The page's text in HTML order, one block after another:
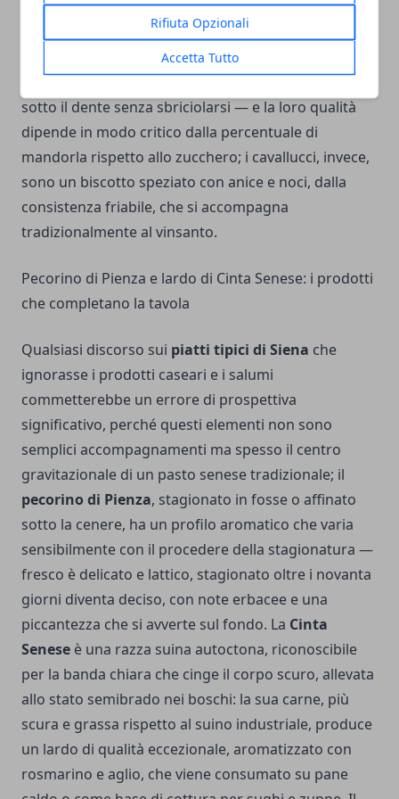
Rifiuta Opzionali
Accetta Tutto
ricciarelli, morbidi e fragranti di pasta di mandorle,
con la superficie incrinata dalla cottura e spolverati
di zucchero a velo, sono l'unico dolce senese che
prevede una certa umidità interna — devono cedere
sotto il dente senza sbriciolarsi — e la loro qualità
dipende in modo critico dalla percentuale di
mandorla rispetto allo zucchero; i cavallucci, invece,
sono un biscotto speziato con anice e noci, dalla
consistenza friabile, che si accompagna
tradizionalmente al vinsanto.
Pecorino di Pienza e lardo di Cinta Senese: i prodotti
che completano la tavola
Qualsiasi discorso sui piatti tipici di Siena che
ignorasse i prodotti caseari e i salumi
commetterebbe un errore di prospettiva
significativo, perché questi elementi non sono
semplici accompagnamenti ma spesso il centro
gravitazionale di un pasto senese tradizionale; il
pecorino di Pienza, stagionato in fosse o affinato
sotto la cenere, ha un profilo aromatico che varia
sensibilmente con il procedere della stagionatura —
fresco è delicato e lattico, stagionato oltre i novanta
giorni diventa deciso, con note erbacee e una
piccantezza che si avverte sul fondo. La Cinta
Senese è una razza suina autoctona, riconoscibile
per la banda chiara che cinge il corpo scuro, allevata
allo stato semibrado nei boschi: la sua carne, più
scura e grassa rispetto al suino industriale, produce
un lardo di qualità eccezionale, aromatizzato con
rosmarino e aglio, che viene consumato su pane